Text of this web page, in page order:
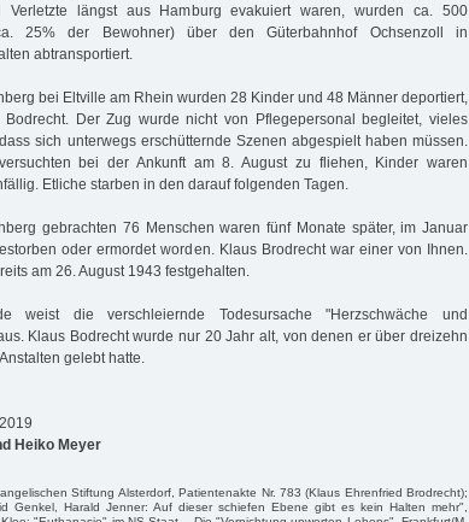
Verletzte längst aus Hamburg evakuiert waren, wurden ca. 500
25% der Bewohner) über den Güterbahnhof Ochsenzoll in
abtransportiert.
bei Eltville am Rhein wurden 28 Kinder und 48 Männer deportiert,
Der Zug wurde nicht von Pflegepersonal begleitet, vieles
sich unterwegs erschütternde Szenen abgespielt haben müssen.
bei der Ankunft am 8. August zu fliehen, Kinder waren
Etliche starben in den darauf folgenden Tagen.
gebrachten 76 Menschen waren fünf Monate später, im Januar
oder ermordet worden. Klaus Brodrecht war einer von Ihnen.
am 26. August 1943 festgehalten.
weist die verschleiernde Todesursache "Herzschwäche und
Klaus Bodrecht wurde nur 20 Jahr alt, von denen er über dreizehn
gelebt hatte.
Heiko Meyer
Stiftung Alsterdorf, Patientenakte Nr. 783 (Klaus Ehrenfried Brodrecht);
Genkel, Harald Jenner: Auf dieser schiefen Ebene gibt es kein Halten mehr",